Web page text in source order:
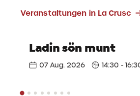
Veranstaltungen in La Crusc
Ladin sön munt
07 Aug. 2026 14:30 -